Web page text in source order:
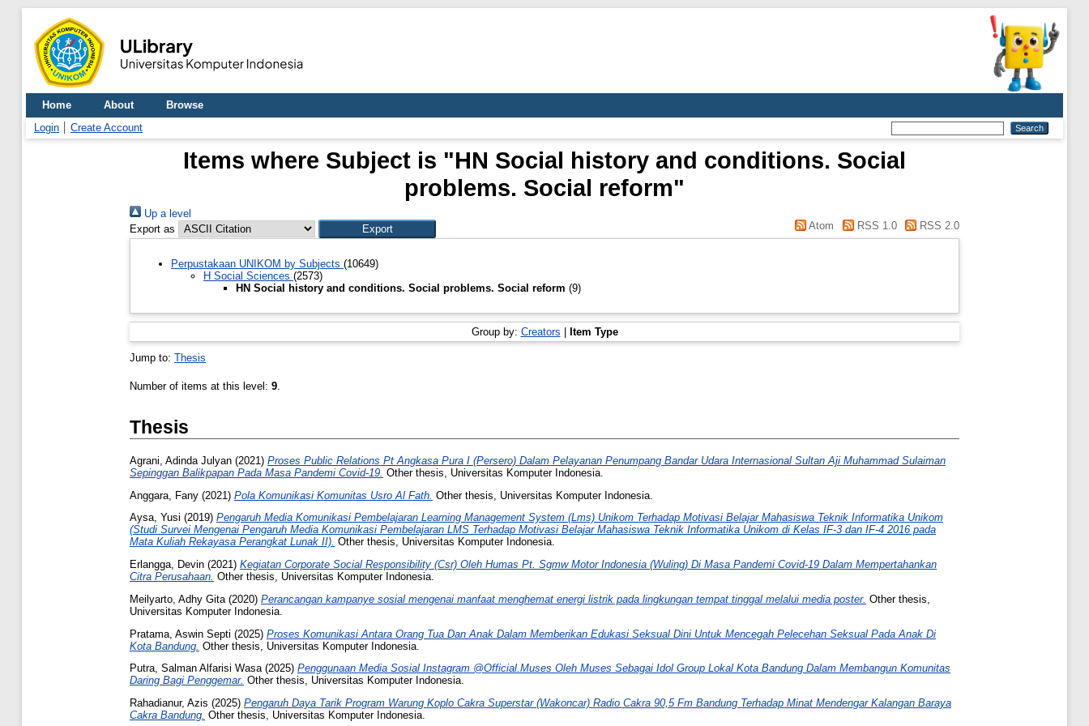
Home About
Browse
Login
Create Account
Items where Subject is "HN Social history and conditions. Social
problems. Social reform"
Up a level
Export as
Atom RSS 1.0 RSS 2.0
Perpustakaan UNIKOM by Subjects (10649)
H Social Sciences (2573)
HN Social history and conditions. Social problems. Social reform (9)
Group by: Creators | Item Type
Jump to: Thesis
Number of items at this level: 9
Thesis
Agrani, Adinda Julyan (2021) Proses Public Relations Pt Angkasa Pura I (Persero) Dalam Pelayanan Penumpang Bandar Udara Internasional Sultan Aji Muhammad Sulaiman
Sepinggan Balikpapan Pada Masa Pandemi Covid-19. Other thesis, Universitas Komputer Indonesia.
Anggara, Fany (2021) Pola Komunikasi Komunitas Usro Al Fath. Other thesis, Universitas Komputer Indonesia.
Aysa, Yusi (2019) Pengaruh Media Komunikasi Pembelajaran Learning Management System (Lms) Unikom Terhadap Motivasi Belajar Mahasiswa Teknik Informatika Unikom
(Studi Survei Mengenai Pengaruh Media Komunikasi Pembelajaran LMS Terhadap Motivasi Belajar Mahasiswa Teknik Informatika Unikom di Kelas IF-3 dan IF-4 2016 pada
Mata Kuliah Rekayasa Perangkat Lunak II). Other thesis, Universitas Komputer Indonesia.
Erlangga, Devin (2021) Kegiatan Corporate Social Responsibility (Csr) Oleh Humas Pt. Sgmw Motor Indonesia (Wuling) Di Masa Pandemi Covid-19 Dalam Mempertahankan
Citra Perusahaan. Other thesis, Universitas Komputer Indonesia.
Meilyarto, Adhy Gita (2020) Perancangan kampanye sosial mengenai manfaat menghemat energi listrik pada lingkungan tempat tinggal melalui media poster. Other thesis,
Universitas Komputer Indonesia.
Pratama, Aswin Septi (2025) Proses Komunikasi Antara Orang Tua Dan Anak Dalam Memberikan Edukasi Seksual Dini Untuk Mencegah Pelecehan Seksual Pada Anak Di
Kota Bandung. Other thesis, Universitas Komputer Indonesia.
Putra, Salman Alfarisi Wasa(2025) Penggunaan Media Sosial Instagram @Official.Muses Oleh Muses Sebagai Idol Group Lokal Kota Bandung Dalam Membangun Komunitas
Daring Bagi Penggemar. Other thesis, Universitas Komputer Indonesia.
Rahadianur, Azis (2025) Pengaruh Daya Tarik Program Warung Koplo Cakra Superstar (Wakoncar) Radio Cakra 90,5 Fm Bandung Terhadap Minat Mendengar Kalangan Baraya
Cakra Bandung. Other thesis, Universitas Komputer Indonesia.